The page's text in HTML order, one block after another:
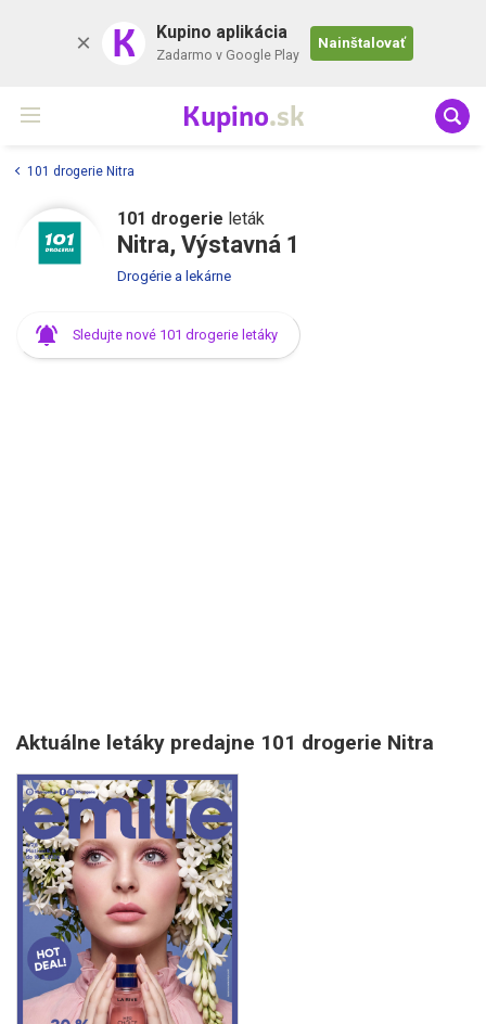
K Kupino aplikácia
Zadarmo v Google Play
Nainštalovať
Kupino.sk
101 drogerie Nitra
101 drogerie leták
Nitra, Výstavná 1
Drogérie a lekárne
Sledujte nové 101 drogerie letáky
Aktuálne letáky predajne 101 drogerie Nitra